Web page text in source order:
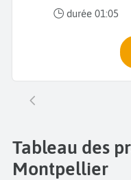
durée 01:05
Tableau des
Montpellier